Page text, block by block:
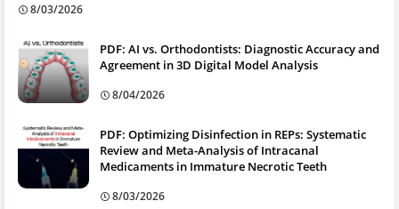
8/03/2026
PDF: AI vs. Orthodontists: Diagnostic Accuracy and
Agreement in 3D Digital Model Analysis
8/04/2026
PDF: Optimizing Disinfection in REPs: Systematic
Review and Meta-Analysis of Intracanal
Medicaments in Immature Necrotic Teeth
8/03/2026